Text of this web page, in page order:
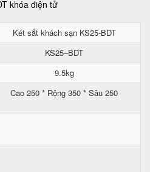
Két sắt khách sạn KS25-BDT
KS25–BDT
9.5kg
Cao 250 * Rộng 350 * Sâu 250